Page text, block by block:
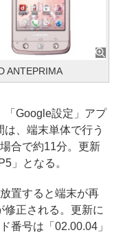
ANTEPRIMA
「Google設定」アプ
、端末単体で行う
合で約11分。更新
」となる。
置すると端末が再
修正される。更新に
番号は「02.00.04」